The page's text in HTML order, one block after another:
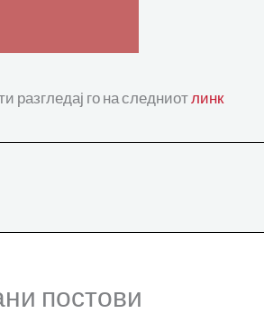
разгледај го на следниотлинк
постови